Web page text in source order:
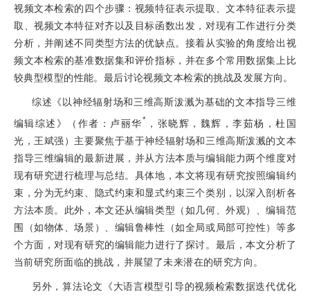
视频文本检索的四个步骤：视频特征表示提取、文本特征表示提
取、视频文本特征对齐以及目标函数出发，对现有工作进行分类
分析，并阐述不同类型方法的优缺点。接着从实验的角度给出视
频文本检索的基准数据集和评价指标，并在多个常用数据集上比
较典型模型的性能。最后讨论视频文本检索的挑战及发展方向。
综述《以神经辐射场和三维高斯泼溅为基础的文本指导三维
编辑综述》（作者：卢丽华* ，张晓辉，魏辉，李茹杨，杜国
光，王斌强）主要聚焦于基于神经辐射场和三维高斯泼溅的文本
指导三维编辑的最新进展，并从方法本质与编辑能力两个维度对
现有研究进行梳理与总结。具体地，本文将现有研究按照编辑约
束，分为无约束、隐式约束和显式约束三个类别，以深入剖析各
方法本质。此外，本文还从编辑类型（如几何、外观）、编辑范
围（如物体、场景）、编辑鲁棒性（如全局或局部可控性）等多
个方面，对现有研究的编辑能力进行了探讨。最后，本文分析了
当前研究所面临的挑战，并展望了未来潜在的研究方向。
另外，算法论文《大语言模型引导的视频检索数据迭代优化